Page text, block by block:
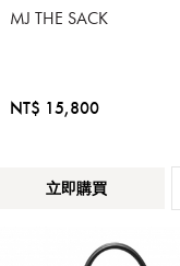
MJ THE SACK
NT$ 15,800
立即購買